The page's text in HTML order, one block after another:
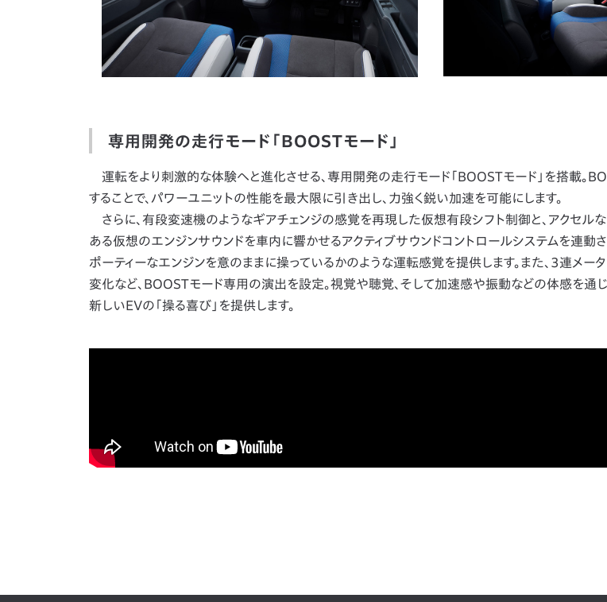
専用開発の走行モード「BOOSTモード」
運転をより刺激的な体験へと進化させる、専用開発の走行モード「BOOSTモード」を搭載。
することで、パワーユニットの性能を最大限に引き出し、力強く鋭い加速を可能にします。
さらに、有段変速機のようなギアチェンジの感覚を再現した仮想有段シフト制御と、アクセル
ある仮想のエンジンサウンドを車内に響かせるアクティブサウンドコントロールシステムを連動
ポーティーなエンジンを意のままに操っているかのような運転感覚を提供します。また、3連メー
変化など、BOOSTモード専用の演出を設定。視覚や聴覚、そして加速感や振動などの体感を通じ
新しいEVの「操る喜び」を提供します。